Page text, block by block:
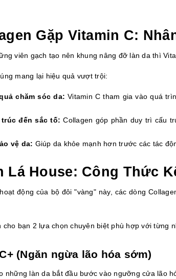
Gặp Vitamin C:
viên gạch tạo nên khung nâng đỡ làn da thì
mang lại hiệu quả vượt trội:
chăm sóc da: Vitamin C tham gia vào quá
đến sắc tố: Collagen góp phần duy trì cấu
vệ da: Giúp da khỏe mạnh hơn trước các tác
Lá House: Công Thức
động của bộ đôi "vàng" này, các dòng
cho bạn 2 lựa chọn chuyên biệt phù hợp với từng
(Ngăn ngừa lão hóa sớm)
những làn da bắt đầu bước vào ngưỡng cửa lão